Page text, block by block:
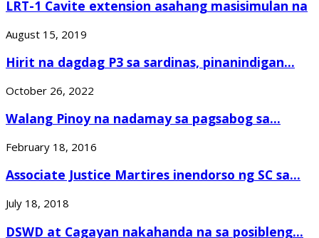
LRT-1 Cavite extension asahang masisimulan na
August 15, 2019
Hirit na dagdag P3 sa sardinas, pinanindigan...
October 26, 2022
Walang Pinoy na nadamay sa pagsabog sa...
February 18, 2016
Associate Justice Martires inendorso ng SC sa...
July 18, 2018
DSWD at Cagayan nakahanda na sa posibleng...